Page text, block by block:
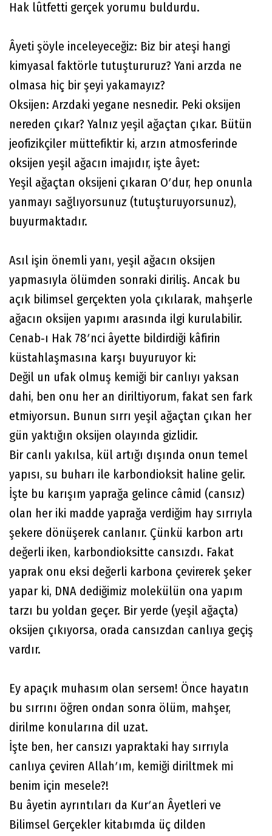
Hak lûtfetti gerçek yorumu buldurdu.
Âyeti şöyle inceleyeceğiz: Biz bir ateşi hangi
kimyasal faktörle tutuştururuz? Yani arzda ne
olmasa hiç bir şeyi yakamayız?
Oksijen: Arzdaki yegane nesnedir. Peki oksijen
nereden çıkar? Yalnız yeşil ağaçtan çıkar. Bütün
jeofizikçiler müttefiktir ki, arzın atmosferinde
oksijen yeşil ağacın imajıdır, işte âyet:
Yeşil ağaçtan oksijeni çıkaran Oʹdur, hep onunla
yanmayı sağlıyorsunuz (tutuşturuyorsunuz),
buyurmaktadır.
Asıl işin önemli yanı, yeşil ağacın oksijen
yapmasıyla ölümden sonraki diriliş. Ancak bu
açık bilimsel gerçekten yola çıkılarak, mahşerle
ağacın oksijen yapımı arasında ilgi kurulabilir.
Cenab‐ı Hak 78ʹnci âyette bildirdiği kâfirin
küstahlaşmasına karşı buyuruyor ki:
Değil un ufak olmuş kemiği bir canlıyı yaksan
dahi, ben onu her an diriltiyorum, fakat sen fark
etmiyorsun. Bunun sırrı yeşil ağaçtan çıkan her
gün yaktığın oksijen olayında gizlidir.
Bir canlı yakılsa, kül artığı dışında onun temel
yapısı, su buharı ile karbondioksit haline gelir.
İşte bu karışım yaprağa gelince câmid (cansız)
olan her iki madde yaprağa verdiğim hay sırrıyla
şekere dönüşerek canlanır. Çünkü karbon artı
değerli iken, karbondioksitte cansızdı. Fakat
yaprak onu eksi değerli karbona çevirerek şeker
yapar ki, DNA dediğimiz molekülün ona yapım
tarzı bu yoldan geçer. Bir yerde (yeşil ağaçta)
oksijen çıkıyorsa, orada cansızdan canlıya geçiş
vardır.
Ey apaçık muhasım olan sersem! Önce hayatın
bu sırrını öğren ondan sonra ölüm, mahşer,
dirilme konularına dil uzat.
İşte ben, her cansızı yapraktaki hay sırrıyla
canlıya çeviren Allahʹım, kemiği diriltmek mi
benim için mesele?!
Bu âyetin ayrıntıları da Kurʹan Âyetleri ve
Bilimsel Gerçekler kitabımda üç dilden